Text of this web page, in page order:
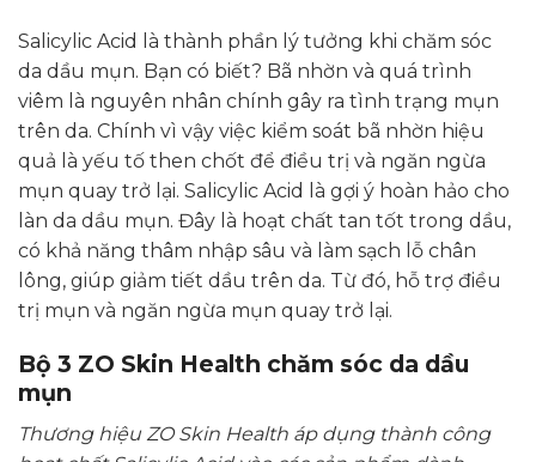
Salicylic Acid là thành phần lý tưởng khi chăm sóc
da dầu mụn. Bạn có biết? Bã nhờn và quá trình
viêm là nguyên nhân chính gây ra tình trạng mụn
trên da. Chính vì vậy việc kiểm soát bã nhờn hiệu
quả là yếu tố then chốt để điều trị và ngăn ngừa
mụn quay trở lại. Salicylic Acid là gợi ý hoàn hảo cho
làn da dầu mụn. Đây là hoạt chất tan tốt trong dầu,
có khả năng thâm nhập sâu và làm sạch lỗ chân
lông, giúp giảm tiết dầu trên da. Từ đó, hỗ trợ điều
trị mụn và ngăn ngừa mụn quay trở lại.
Bộ 3 ZO Skin Health chăm sóc da dầu
mụn
Thương hiệu ZO Skin Health áp dụng thành công